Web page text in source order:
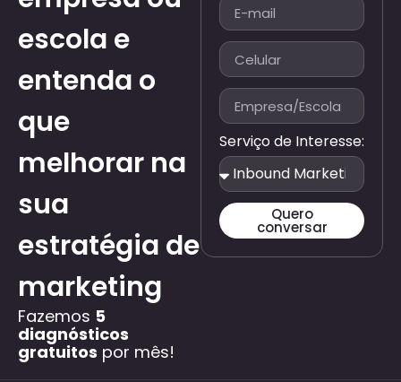
escola e
entenda o
que
melhorar na
sua
estratégia de
marketing
Fazemos 5
diagnósticos
gratuitos por mês!
Serviço de Interesse:
Quero
conversar